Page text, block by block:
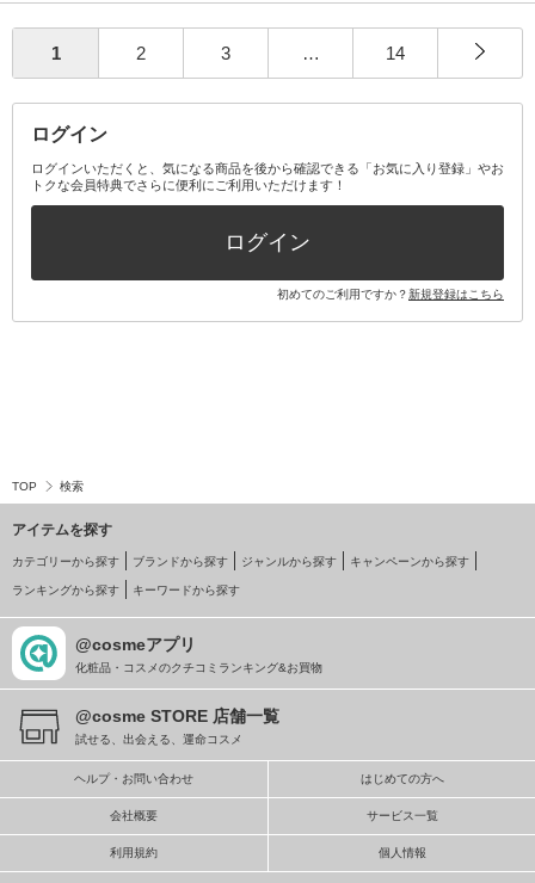
1 2 3 … 14
ログイン
ログインいただくと、気になる商品を後から確認できる「お気に入り登録」やお
トクな会員特典でさらに便利にご利用いただけます！
ログイン
初めてのご利用ですか？新規登録はこちら
TOP 検索
アイテムを探す
カテゴリーから探す ブランドから探す ジャンルから探す キャンペーンから探す
ランキングから探す キーワードから探す
@cosmeアプリ
化粧品・コスメのクチコミランキング&お買物
@cosme STORE 店舗一覧
試せる、出会える、運命コスメ
ヘルプ・お問い合わせ はじめての方へ
会社概要 サービス一覧
利用規約 個人情報